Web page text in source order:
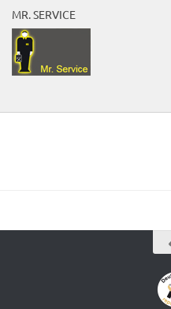
MR. SERVICE